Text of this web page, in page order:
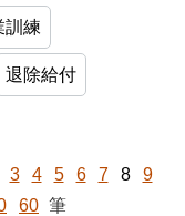
訓練
退除給付
3 4 5 6 7 8
9
60 筆